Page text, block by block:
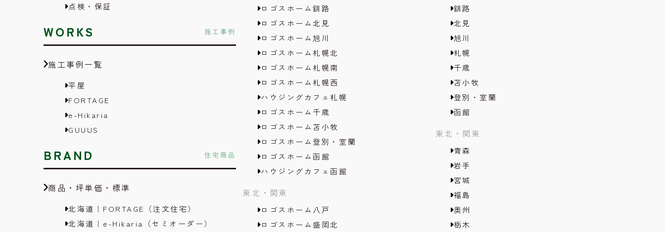
点検・保証
WORKS 施工事例
施工事例一覧
平屋
FORTAGE
e-Hikaria
GUUUS
BRAND 住宅商品
商品・坪単価・標準
北海道｜FORTAGE（注文住宅）
北海道｜e-Hikaria（セミオーダー）
ロゴスホーム釧路
ロゴスホーム北見
ロゴスホーム旭川
ロゴスホーム札幌北
ロゴスホーム札幌南
ロゴスホーム札幌西
ハウジングカフェ札幌
ロゴスホーム千歳
ロゴスホーム苫小牧
ロゴスホーム登別・室蘭
ロゴスホーム函館
ハウジングカフェ函館
東北・関東
ロゴスホーム八戸
ロゴスホーム盛岡北
釧路
北見
旭川
札幌
千歳
苫小牧
登別・室蘭
函館
東北・関東
青森
岩手
宮城
福島
奥州
栃木